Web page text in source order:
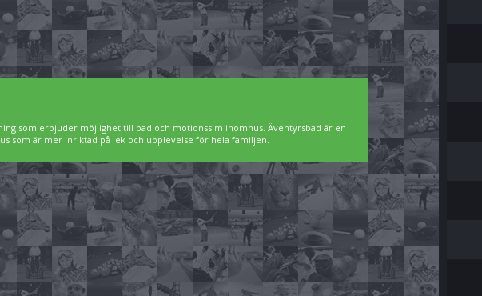
som erbjuder möjlighet till bad och motionssim inomhus. Äventyrsbad är en
som är mer inriktad på lek och upplevelse för hela familjen.